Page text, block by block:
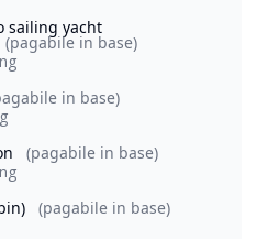
sailing yacht
(pagabile in base)
in base)
(pagabile in base)
(pagabile in base)